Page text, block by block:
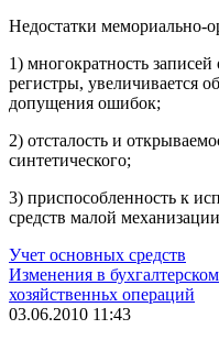
Недостатки мемориально-
1) многократность
регистры, увеличивается
допущения ошибок;
2) отсталость и
синтетического;
3) приспособленность к
средств малой
Учет основных средств
Изменения в
хозяйственньх операций
03.06.2010 11:43